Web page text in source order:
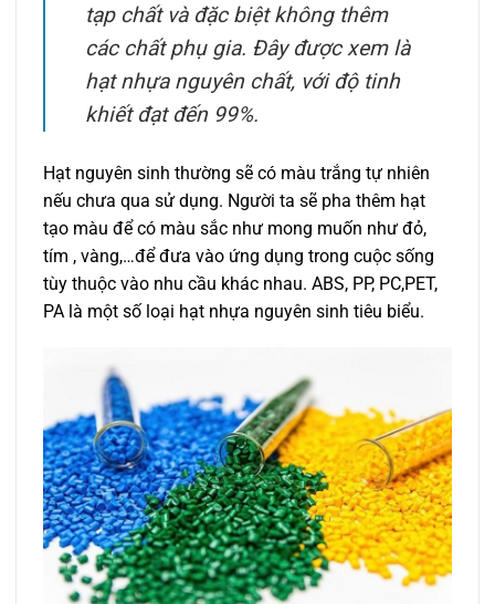
tạp chất và đặc biệt không thêm
các chất phụ gia. Đây được xem là
hạt nhựa nguyên chất, với độ tinh
khiết đạt đến 99%.
Hạt nguyên sinh thường sẽ có màu trắng tự nhiên
nếu chưa qua sử dụng. Người ta sẽ pha thêm hạt
tạo màu để có màu sắc như mong muốn như đỏ,
tím , vàng,…để đưa vào ứng dụng trong cuộc sống
tùy thuộc vào nhu cầu khác nhau. ABS, PP, PC,PET,
PA là một số loại hạt nhựa nguyên sinh tiêu biểu.